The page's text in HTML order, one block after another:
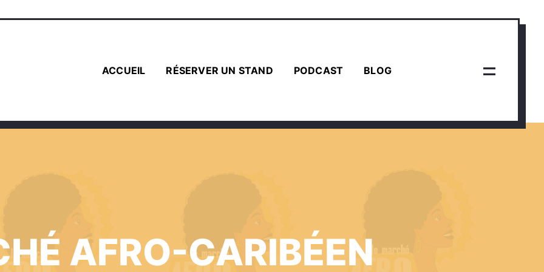
ACCUEIL RÉSERVER UN STAND PODCAST BLOG
AFRO-CARIBÉEN